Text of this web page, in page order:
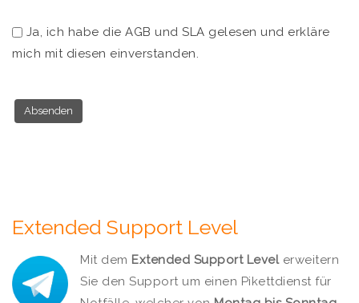
Ja, ich habe die AGB und SLA gelesen und erkläre
mich mit diesen einverstanden.
Extended Support Level
Mit dem Extended Support Levelerweitern
Sie den Support um einen Pikettdienst für